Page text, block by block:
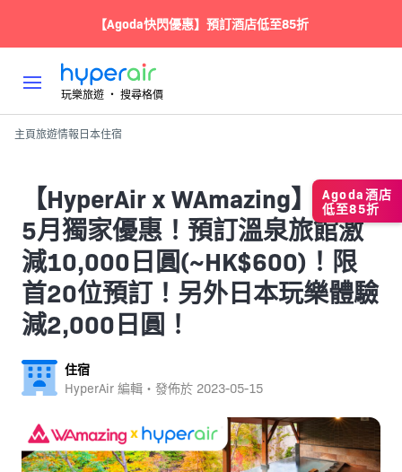
【Agoda快閃優惠】預訂酒店低至85折
玩樂旅遊 ‧ 搜尋格價
主頁旅遊情報日本住宿
【HyperAir x WAmazing】超抵
5月獨家優惠！預訂溫泉旅館激
減10,000日圓(~HK$600)！限
首20位預訂！另外日本玩樂體驗
減2,000日圓！
住宿
HyperAir 編輯・發佈於 2023-05-15
Agoda酒店
低至85折